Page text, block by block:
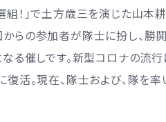
組！」で土方歳三を演じた山本
らの参加者が隊士に扮し、勝
なる催しです。新型コロナの流
復活。現在、隊士および、隊を